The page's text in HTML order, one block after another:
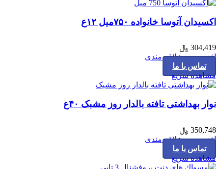
اکسیدان آتوسا خانواده ۷۵۰میل ۱۲ع
304,419 ﷼
افزودن به علاقه مندی
تماس با ما
مشاهده سریع
نوار بهداشتی تافته بالدار روز مشبک ۴۰ع
350,748 ﷼
افزودن به علاقه مندی
تماس با ما
مشاهده سریع